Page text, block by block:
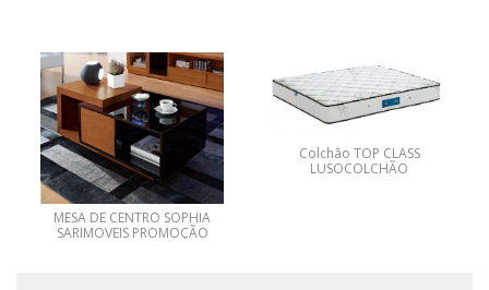
MESA DE CENTRO SOPHIA
SARIMOVEIS PROMOÇÃO
Colchão TOP CLASS
LUSOCOLCHÃO